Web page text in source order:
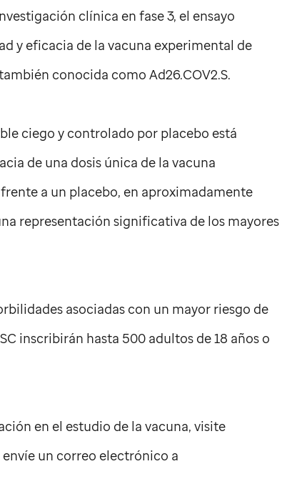
clínica en fase 3, el ensayo
y eficacia de la vacuna experimental de
conocida como Ad26.COV2.S.
ciego y controlado por placebo está
de una dosis única de la vacuna
a un placebo, en aproximadamente
representación significativa de los mayores
asociadas con un mayor riesgo de
inscribirán hasta 500 adultos de 18 años o
en el estudio de la vacuna, visite
un correo electrónico a